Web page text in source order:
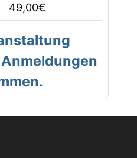
49,00€